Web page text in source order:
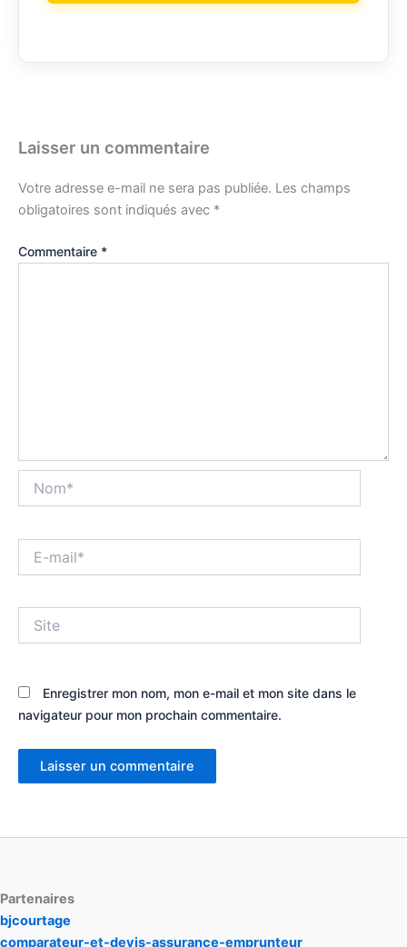
Laisser un commentaire
Votre adresse e-mail ne sera pas publiée. Les champs
obligatoires sont indiqués avec *
Commentaire *
mail*
Enregistrer mon nom, mon e-mail et mon site dans le
navigateur pour mon prochain commentaire.
Partenaires
bjcourtage
comparateur-et-devis-assurance-emprunteur